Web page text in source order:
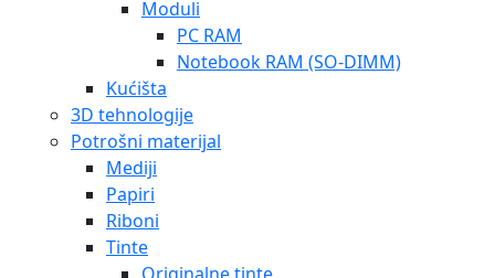
Moduli
PC RAM
Notebook RAM (SO-DIMM)
Kućišta
3D tehnologije
Potrošni materijal
Mediji
Papiri
Riboni
Tinte